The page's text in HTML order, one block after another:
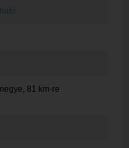
81 km-re